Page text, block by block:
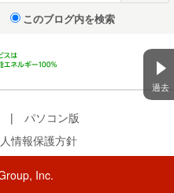
過去
このブログ内を検索
|
パソコン版
情報保護方針
Inc.